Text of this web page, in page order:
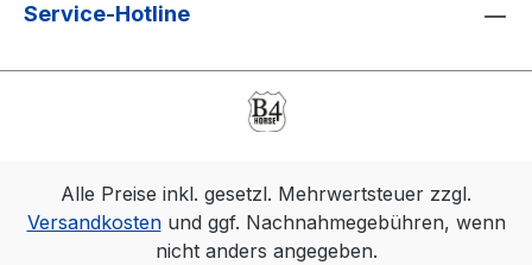
Service-Hotline
Alle Preise inkl. gesetzl. Mehrwertsteuer zzgl.
Versandkostenund ggf. Nachnahmegebühren, wenn
nicht anders angegeben.